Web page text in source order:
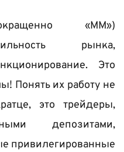
«ММ»)
рынка,
Это
Понять их работу не
это трейдеры,
депозитами,
привилегированные